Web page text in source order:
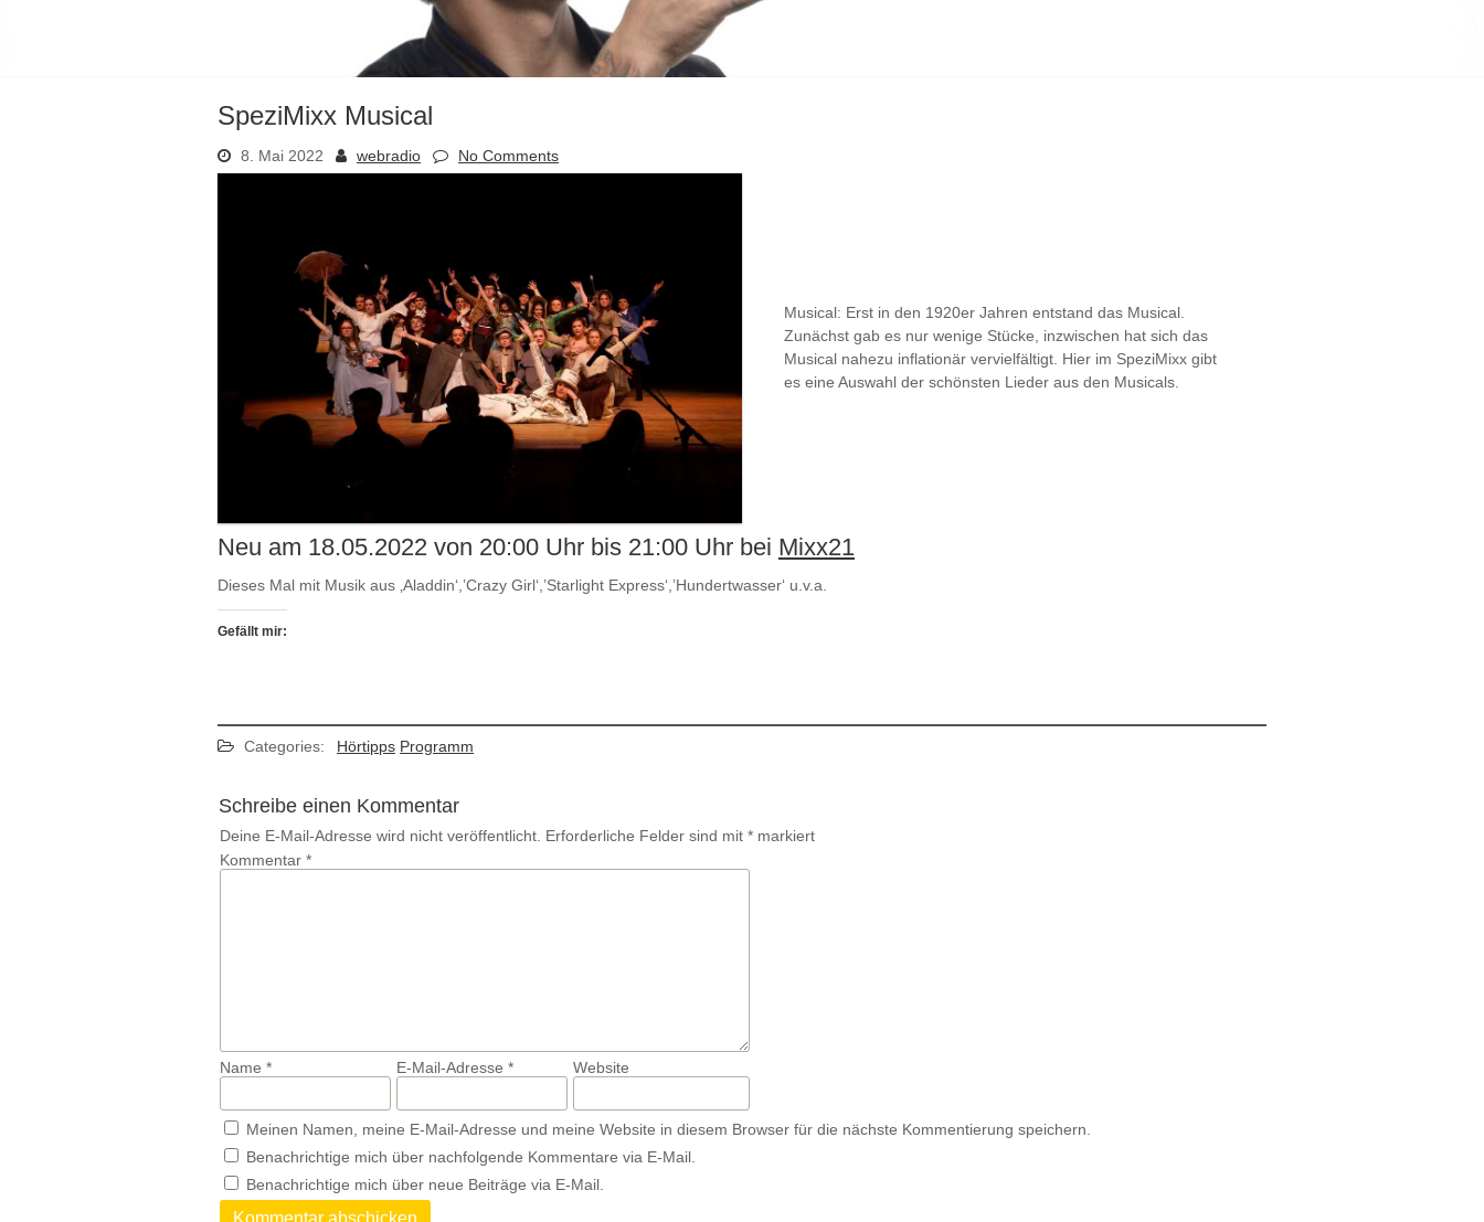
SpeziMixx Musical
8. Mai 2022 webradio No Comments
Musical: Erst in den 1920er Jahren entstand das Musical.
Zunächst gab es nur wenige Stücke, inzwischen hat sich das
Musical nahezu inflationär vervielfältigt. Hier im SpeziMixx gibt
es eine Auswahl der schönsten Lieder aus den Musicals.
Neu am 18.05.2022 von 20:00 Uhr bis 21:00 Uhr bei Mixx21
Dieses Mal mit Musik aus ‚Aladdin‘,’Crazy Girl‘,’Starlight Express‘,’Hundertwasser‘ u.v.a.
Gefällt mir:
Categories: Hörtipps Programm
Schreibe einen Kommentar
Deine E-Mail-Adresse wird nicht veröffentlicht. Erforderliche Felder sind mit * markiert
Kommentar *
Name * E-Mail-Adresse * Website
Meinen Namen, meine E-Mail-Adresse und meine Website in diesem Browser für die nächste Kommentierung speichern.
Benachrichtige mich über nachfolgende Kommentare via E-Mail.
Benachrichtige mich über neue Beiträge via E-Mail.